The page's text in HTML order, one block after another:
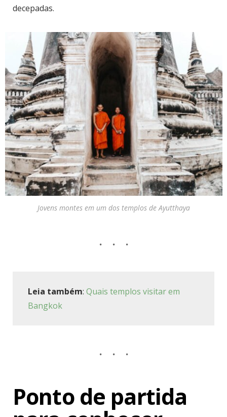
decepadas.
Jovens montes em um dos templos de Ayutthaya
Leia também: Quais templos visitar em
Bangkok
Ponto de partida